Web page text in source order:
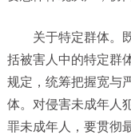
关于特定群体。
括被害人中的特定群
规定，统筹把握宽与
体。对侵害未成年人
罪未成年人，要贯彻